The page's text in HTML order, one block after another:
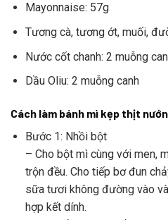
Mayonnaise: 57g
Tương cà, tương ớt, muối,
Nước cốt chanh: 2 muỗng
Dầu Oliu: 2 muỗng canh
Cách làm bánh mì kẹp thịt
Bước 1: Nhồi bột
– Cho bột mì cùng với men,
trộn đều. Cho tiếp bơ đun
sữa tươi không đường vào
hợp kết dính.